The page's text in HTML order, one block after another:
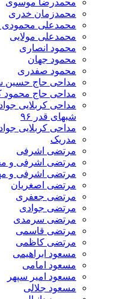
محمدرضا موسوی
محمدزمان خدری
محمدعلی محمودی
محمدعلی مولایی
محمود انصاری
محمود جهان
محمود صفدری
مداحی حاج حسین
مداحی حاج محمود
مداحی کربلایی
شبهای قدر ۹۶
مداحی کربلایی
مدریک
مرتضی اشرفی
مرتضی اشرفی و
مرتضی اشرفی و
مرتضی اصغریان
مرتضی جعفری
مرتضی جوادی
مرتضی سرمدی
مرتضی قاسمی
مرتضی کاظمی
مسعود ابراهیمی
مسعود امامی
مسعود امیر سپهر
مسعود جلالی